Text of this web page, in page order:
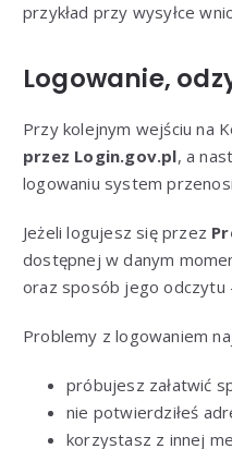
przykład przy wysyłce
Logowanie,
Przy kolejnym wejściu na
przez Login.gov.pl, a
logowaniu system
Jeżeli logujesz się przez
dostępnej w danym
oraz sposób jego odczytu
Problemy z logowaniem
próbujesz załatwić
nie potwierdziłeś
korzystasz z innej